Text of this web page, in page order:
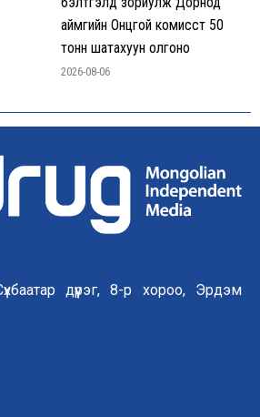
аймгийн Онцгой комисст 50
тонн шатахуун олгоно
2026-08-06
дүүрэг, 8-р хороо, Эрдэм